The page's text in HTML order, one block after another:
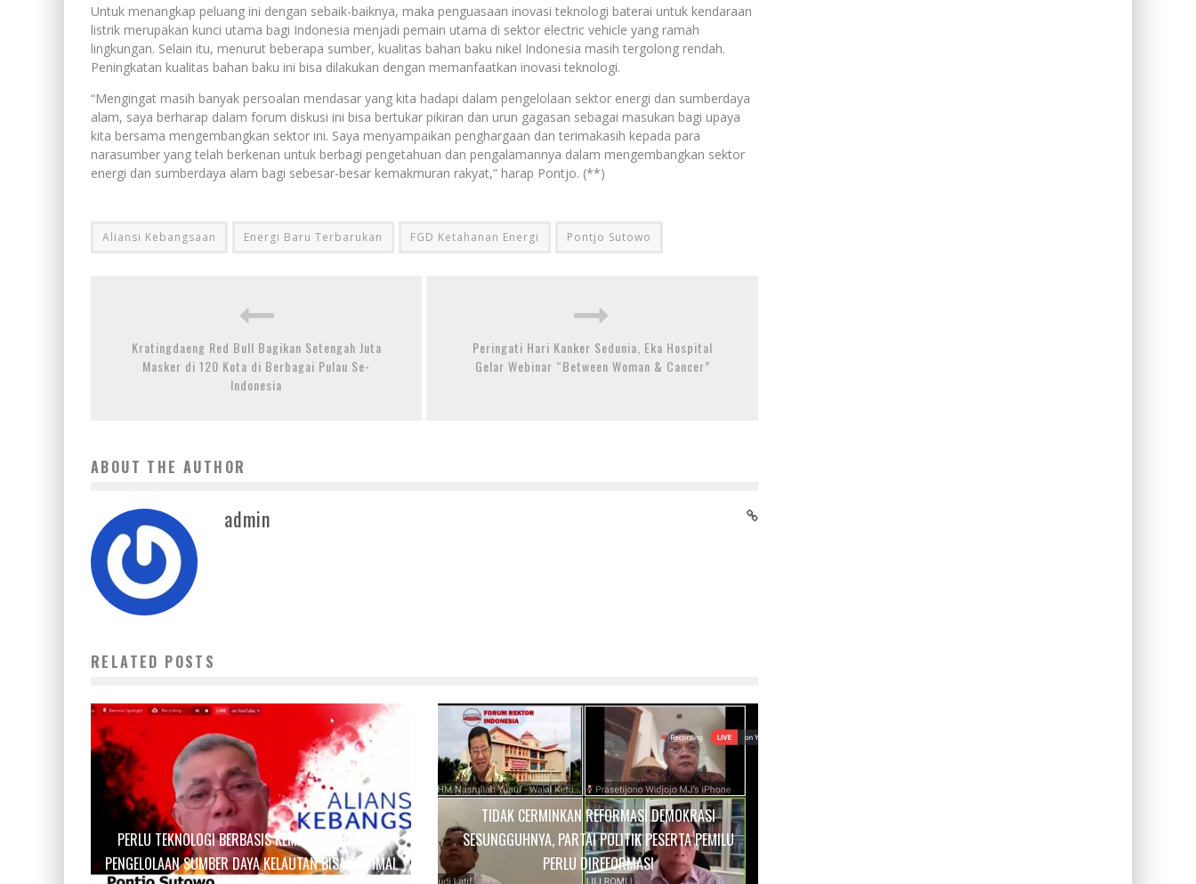
Untuk menangkap peluang ini dengan sebaik-baiknya, maka penguasaan inovasi teknologi baterai untuk kendaraan
listrik merupakan kunci utama bagi Indonesia menjadi pemain utama di sektor electric vehicle yang ramah
lingkungan. Selain itu, menurut beberapa sumber, kualitas bahan baku nikel Indonesia masih tergolong rendah.
Peningkatan kualitas bahan baku ini bisa dilakukan dengan memanfaatkan inovasi teknologi.
“Mengingat masih banyak persoalan mendasar yang kita hadapi dalam pengelolaan sektor energi dan sumberdaya
alam, saya berharap dalam forum diskusi ini bisa bertukar pikiran dan urun gagasan sebagai masukan bagi upaya
kita bersama mengembangkan sektor ini. Saya menyampaikan penghargaan dan terimakasih kepada para
narasumber yang telah berkenan untuk berbagi pengetahuan dan pengalamannya dalam mengembangkan sektor
energi dan sumberdaya alam bagi sebesar-besar kemakmuran rakyat,” harap Pontjo. (**)
Aliansi Kebangsaan Energi Baru Terbarukan FGD Ketahanan Energi Pontjo Sutowo
Kratingdaeng Red Bull Bagikan Setengah Juta
Masker di 120 Kota di Berbagai Pulau Se-
Indonesia
Peringati Hari Kanker Sedunia, Eka Hospital
Gelar Webinar “Between Woman & Cancer”
ABOUT THE AUTHOR
admin
RELATED POSTS
PERLU TEKNOLOGI BERBASIS KEMARITIMAN AGAR
PENGELOLAAN SUMBER DAYA KELAUTAN BISA OPTIMAL
TIDAK CERMINKAN REFORMASI DEMOKRASI
SESUNGGUHNYA, PARTAI POLITIK PESERTA PEMILU
PERLU DIREFORMASI